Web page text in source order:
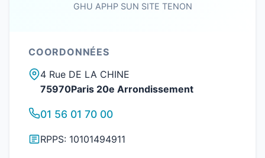
GHU APHP SUN SITE TENON
COORDONNÉES
4 Rue DE LA CHINE
75970Paris 20e Arrondissement
01 56 01 70 00
RPPS: 10101494911